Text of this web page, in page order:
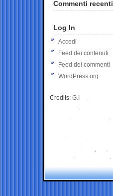
Commenti recenti
Log In
Accedi
Feed dei contenuti
Feed dei commenti
WordPress.org
Credits: G.I